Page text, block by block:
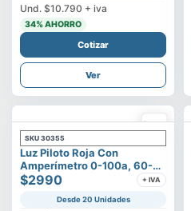
Und. $10.790 + iva
34% AHORRO
Cotizar
Ver
SKU 30355
Luz Piloto Roja Con
Amperímetro 0-100a, 60-
500v
$2990 + IVA
Desde 20 Unidades